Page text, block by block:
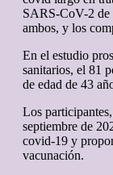
SARS-CoV-2
ambos, y los
En el estudio
sanitarios, el 81
de edad de 43
Los
septiembre de
covid-19 y
vacunación.